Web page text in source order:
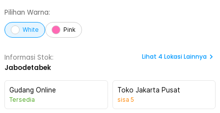
Pilihan Warna:
White Pink
Informasi Stok:
Jabodetabek
Lihat 4 Lokasi Lainnya
Gudang Online
Tersedia
Toko Jakarta Pusat
sisa 5